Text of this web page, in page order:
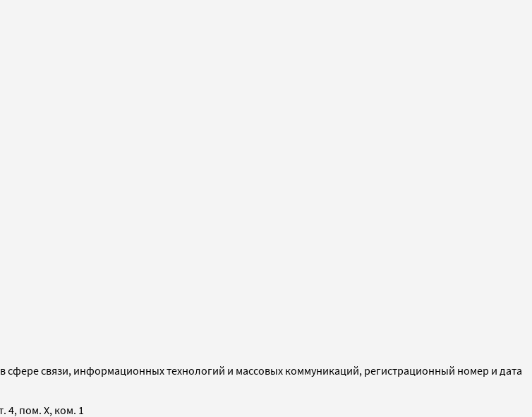
сфере связи, информационных технологий и массовых коммуникаций, регистрационный номер и дата
4, пом. X, ком. 1